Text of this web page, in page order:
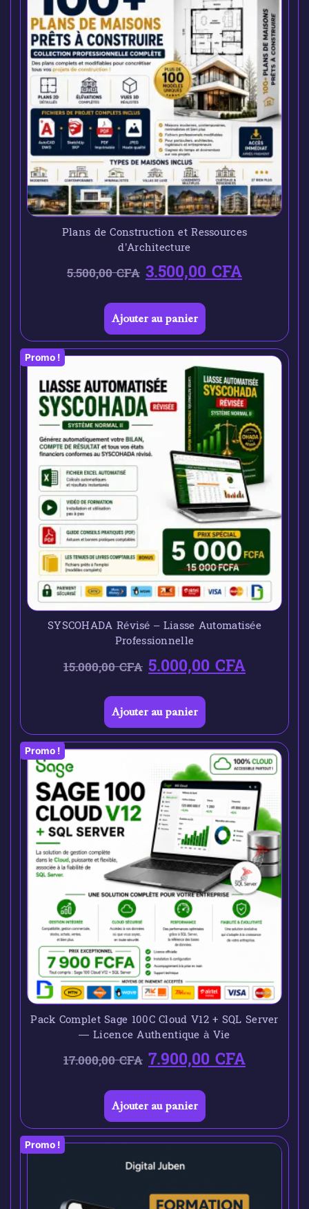
Plans de Construction et Ressources
d’Architecture
5.500,00CFA 3.500,00CFA
Ajouter au panier
Promo !
SYSCOHADA Révisé – Liasse Automatisée
Professionnelle
15.000,00CFA 5.000,00CFA
Ajouter au panier
Promo !
Pack Complet Sage 100C Cloud V12 + SQL Server
— Licence Authentique à Vie
17.000,00CFA 7.900,00CFA
Ajouter au panier
Promo !